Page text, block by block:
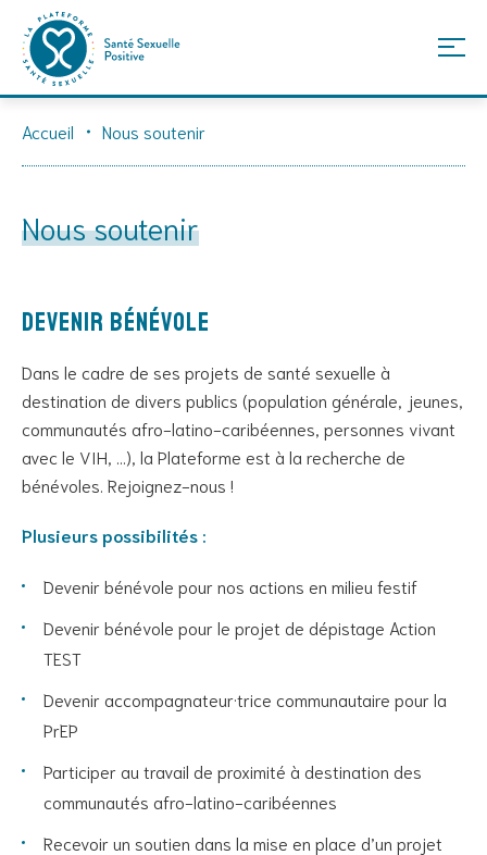
Accueil Nous soutenir
Nous soutenir
Devenir bénévole
Dans le cadre de ses projets de santé sexuelle à
destination de divers publics (population générale, jeunes,
communautés afro-latino-caribéennes, personnes vivant
avec le VIH, …), la Plateforme est à la recherche de
bénévoles. Rejoignez-nous !
Plusieurs possibilités :
Devenir bénévole pour nos actions en milieu festif
Devenir bénévole pour le projet de dépistage Action
TEST
Devenir accompagnateur·trice communautaire pour la
PrEP
Participer au travail de proximité à destination des
communautés afro-latino-caribéennes
Recevoir un soutien dans la mise en place d’un projet